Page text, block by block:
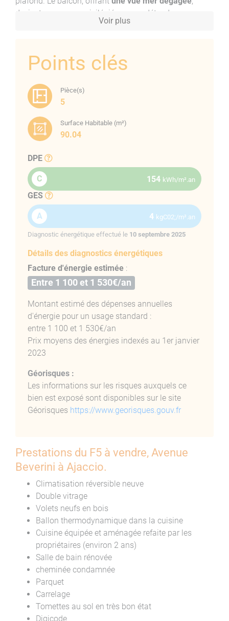
devient un espace privilégié pour se détendre ou
profiter d'un café en extérieur. L’appartement allie avec
grâce aux rénovations récentes
Un intérieur spacieux et rénové avec soin
L’espace de vie, généreux et bien agencé, se compose
d’un grand salon accueillant, une cuisine équipée et
séparée refaite il y a environ deux ans. La salle de bain,
également rénovée, complète cet ensemble fonctionnel
confort optimal : climatisation réversible neuve, double
vitrage, volets en bois neufs, et ballon
thermodynamique pour une gestion efficace de
l’énergie. Quatre chambres viennent compléter les
espaces, que vous pourrez aisément aménager selon
vos envies.
Des prestations confortables pour un
quotidien sécurisé et agréable
L’appartement bénéficie d’un accès sécurisé grâce à un
digicode et un interphone, garantissant tranquillité et
situé juste au-dessus de l’appartement, offre un espace
de stockage supplémentaire ou un potentiel
d’aménagement selon vos besoins.
Un bien chaleureux, fonctionnel et prêt à
Avec ses volumes agréables, ses équipements
modernes et son emplacement central, cet
appartement est conçu pour un quotidien facile et
N’hésitez pas à nous contacter pour organiser une
visite et découvrir par vous-même tout le potentiel de
ce bien d’exception.
Voir plus
Points clés
Pièce(s)
5
Surface Habitable (m²)
90.04
DPE
C 154 kWh/m².an
GES
A 4 kgC02;/m².an
Diagnostic énergétique effectué le 10 septembre 2025
Détails des diagnostics énergétiques
Facture d'énergie estimée :
Entre 1 100 et 1 530€/an
Montant estimé des dépenses annuelles
d'énergie pour un usage standard :
entre 1 100 et 1 530€/an
Prix moyens des énergies indexés au 1er janvier
2023
Géorisques :
Les informations sur les risques auxquels ce
bien est exposé sont disponibles sur le site
Géorisques https://www.georisques.gouv.fr
Prestations du F5 à vendre, Avenue
Beverini à Ajaccio.
Climatisation réversible neuve
Double vitrage
Volets neufs en bois
Ballon thermodynamique dans la cuisine
Cuisine équipée et aménagée refaite par les
propriétaires (environ 2 ans)
Salle de bain rénovée
cheminée condamnée
Parquet
Carrelage
Tomettes au sol en très bon état
Digicode